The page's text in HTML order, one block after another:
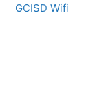
GCISD Wifi